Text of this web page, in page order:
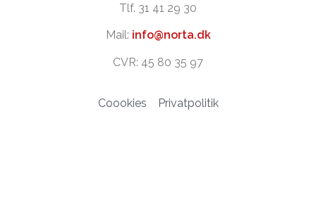
Tlf. 31 41 29 30
Mail: info@norta.dk
CVR: 45 80 35 97
Coookies Privatpolitik